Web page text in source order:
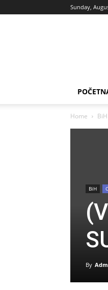
Sunday,
Home BiH
BiH
By